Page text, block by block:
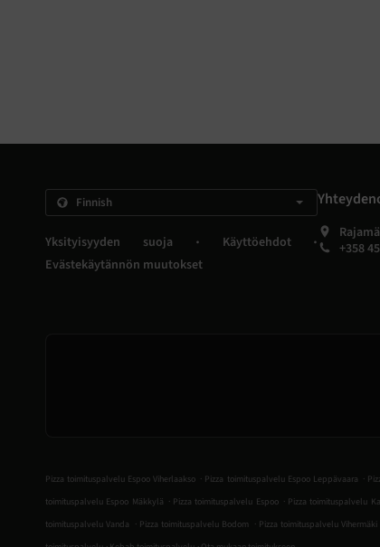
Yksityisyyden suoja . Käyttöehdot .
Evästekäytännön muutokset
+358
Pizza toimituspalvelu Espoo Viherlaakso . Pizza toimituspalvelu Espoo Leppävaara .
toimituspalvelu Espoo Mäkkylä . Pizza toimituspalvelu Espoo . Pizza toimituspalvelu
toimituspalvelu Vanda . Pizza toimituspalvelu Bodom . Pizza toimituspalvelu Vihermäki
. .